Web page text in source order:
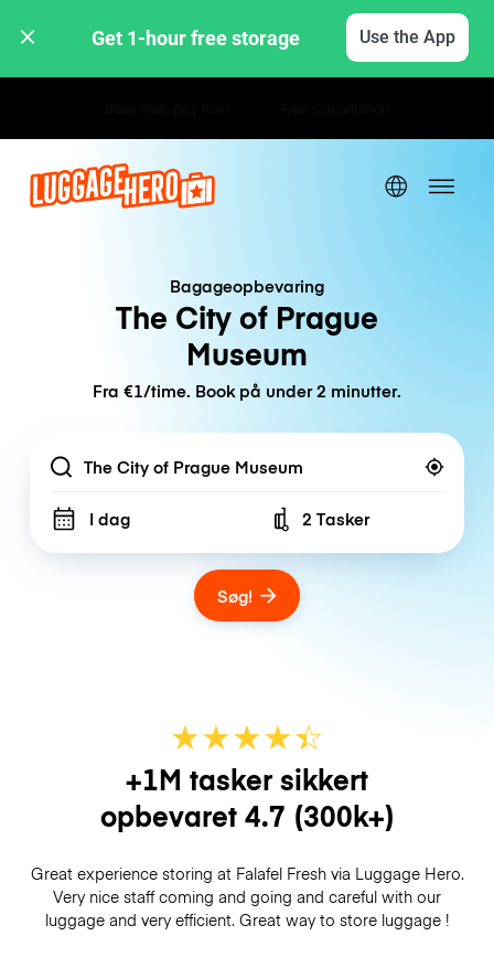
Get 1-hour free storage Use the App
Bagageopbevaring
The City of Prague
Museum
Fra €1/time. Book på under 2 minutter.
Location
I dag Number of bags
2 Tasker
Søg!
★★★★☆
★
+1M tasker sikkert
opbevaret 4.7 (300k+)
Great experience storing at Falafel Fresh via Luggage Hero.
Very nice staff coming and going and careful with our
luggage and very efficient. Great way to store luggage !